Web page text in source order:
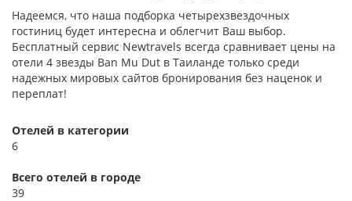
Надеемся, что наша подборка четырехзвездочных
гостиниц будет интересна и облегчит Ваш выбор.
Бесплатный сервис Newtravels всегда сравнивает цены на
отели 4 звезды Ban Mu Dut в Таиланде только среди
надежных мировых сайтов бронирования без наценок и
переплат!
Отелей в категории
6
Всего отелей в городе
39